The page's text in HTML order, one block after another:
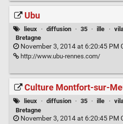
Ubu
lieux · diffusion · 35 · ille ·
Bretagne
November 3, 2014 at 6:20:45 PM
http://www.ubu-rennes.com/
Culture Montfort-sur-
lieux · diffusion · 35 · ille ·
Bretagne
November 3, 2014 at 6:20:45 PM